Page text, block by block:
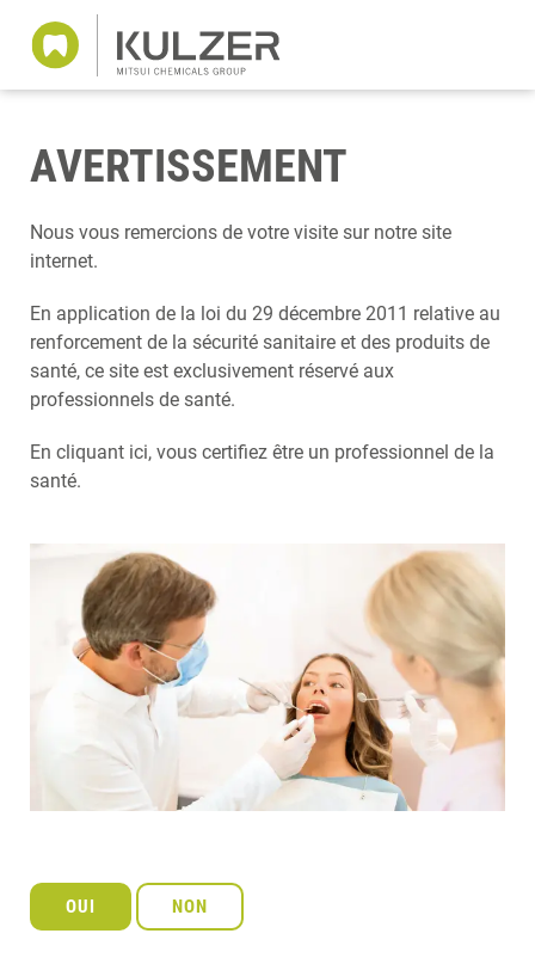
AVERTISSEMENT
Nous vous remercions de votre visite sur notre site
internet.
En application de la loi du 29 décembre 2011 relative au
renforcement de la sécurité sanitaire et des produits de
santé, ce site est exclusivement réservé aux
professionnels de santé.
En cliquant ici, vous certifiez être un professionnel de la
santé.